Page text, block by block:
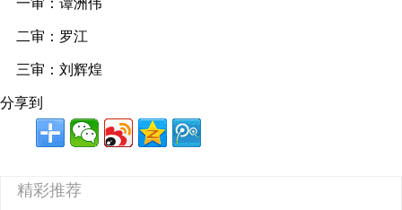
一审：谭洲伟
二审：罗江
三审：刘辉煌
分享到
精彩推荐